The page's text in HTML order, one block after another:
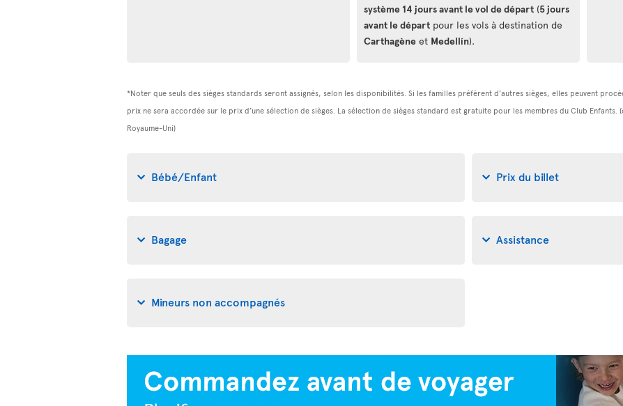
système 14 jours avant le vol de départ (5 jours
avant le départ pour les vols à destination de
Carthagène et Medellín).
*Noter que seuls des sièges standards seront assignés, selon les disponibilités. Si les familles préfèrent d’autres sièges, elles peuvent
prix ne sera accordée sur le prix d’une sélection de sièges. La sélection de sièges standard est gratuite pour les membres du Club
Royaume-Uni)
Bébé/Enfant Prix du billet
Bagage Assistance
Mineurs non accompagnés